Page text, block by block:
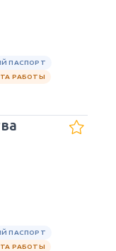
ПАСПОРТ
РАБОТЫ
ПАСПОРТ
РАБОТЫ